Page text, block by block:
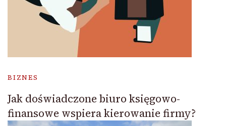
BIZNES
Jak doświadczone biuro księgowo-
finansowe wspiera kierowanie firmy?